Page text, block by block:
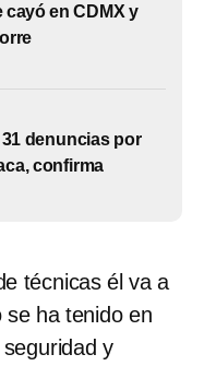
cayó en CDMX y
denuncias por
confirma
técnicas él va a
ha tenido en
y